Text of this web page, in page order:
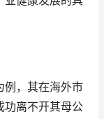
例，其在海外市
功离不开其母公